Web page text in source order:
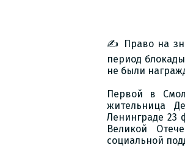
✍️ Право на
период
не были
Первой в
жительница
Ленинграде 23
Великой
социальной